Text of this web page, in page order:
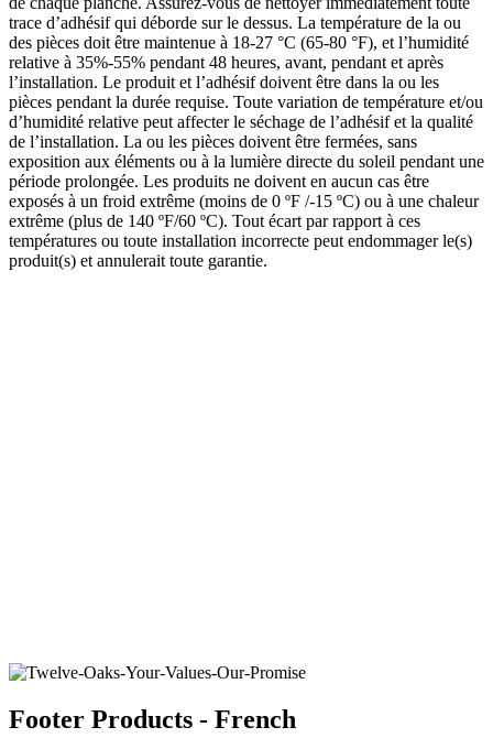
trace d’adhésif qui déborde sur le dessus. La température de la ou
des pièces doit être maintenue à 18-27 °C (65-80 °F), et l’humidité
relative à 35%-55% pendant 48 heures, avant, pendant et après
l’installation. Le produit et l’adhésif doivent être dans la ou les
pièces pendant la durée requise. Toute variation de température et/ou
d’humidité relative peut affecter le séchage de l’adhésif et la qualité
de l’installation. La ou les pièces doivent être fermées, sans
exposition aux éléments ou à la lumière directe du soleil pendant une
période prolongée. Les produits ne doivent en aucun cas être
exposés à un froid extrême (moins de 0 ºF /-15 ºC) ou à une chaleur
extrême (plus de 140 ºF/60 ºC). Tout écart par rapport à ces
températures ou toute installation incorrecte peut endommager le(s)
produit(s) et annulerait toute garantie.
Footer Products - French